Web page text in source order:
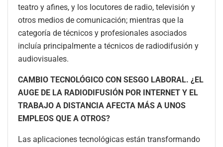
teatro y afines, y los locutores de radio, televisión y
otros medios de comunicación; mientras que la
categoría de técnicos y profesionales asociados
incluía principalmente a técnicos de radiodifusión y
audiovisuales.
CAMBIO TECNOLÓGICO CON SESGO LABORAL. ¿EL
AUGE DE LA RADIODIFUSIÓN POR INTERNET Y EL
TRABAJO A DISTANCIA AFECTA MÁS A UNOS
EMPLEOS QUE A OTROS?
Las aplicaciones tecnológicas están transformando